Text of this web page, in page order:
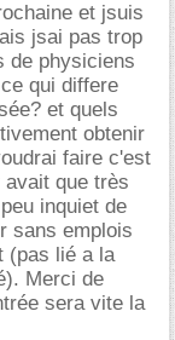
et jsuis
jsai pas trop
de physiciens
qui differe
et quels
obtenir
faire c'est
que très
inquiet de
sans emplois
(pas lié a la
Merci de
sera vite la